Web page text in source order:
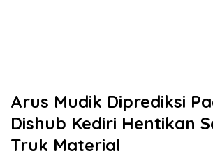
Arus Mudik Diprediksi
Dishub Kediri Hentikan
Truk Material